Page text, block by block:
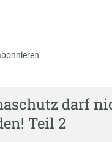
darf
Teil 2